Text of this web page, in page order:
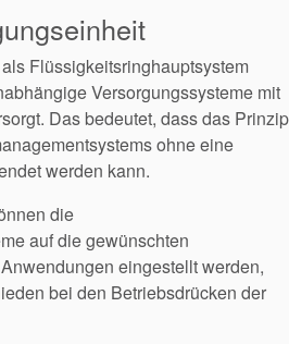
Flüssigkeitsringhauptsystem
Versorgungssysteme mit
Das bedeutet, dass das Prinzip
ohne eine
werden kann.
die
auf die gewünschten
eingestellt werden,
bei den Betriebsdrücken der